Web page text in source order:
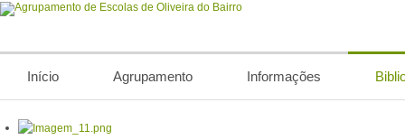
Início Agrupamento Informações